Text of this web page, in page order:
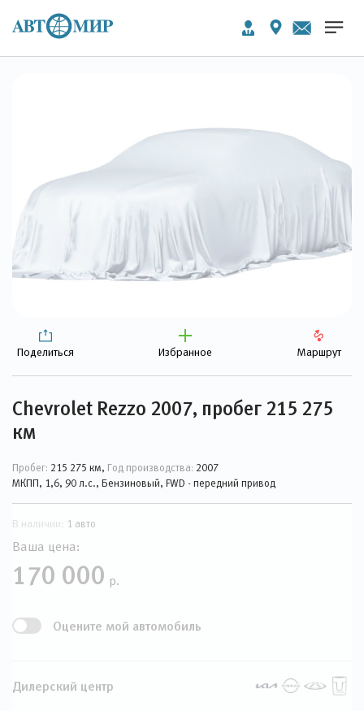
Поделиться Избранное Маршрут
Chevrolet Rezzo 2007, пробег 215 275
км
Пробег: 215 275 км, Год производства: 2007
МКПП, 1,6, 90 л.с., Бензиновый, FWD - передний привод
В наличии: 1 авто
Ваша цена:
170 000 р.
Оцените мой автомобиль
Дилерский центр